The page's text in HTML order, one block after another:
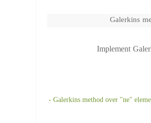
Galerkins
Implement
دانلود رایگان کد و پروژه آماده Galerkins method over "ne" elements for solving 2nd-order homogeneous, c.c BVP -